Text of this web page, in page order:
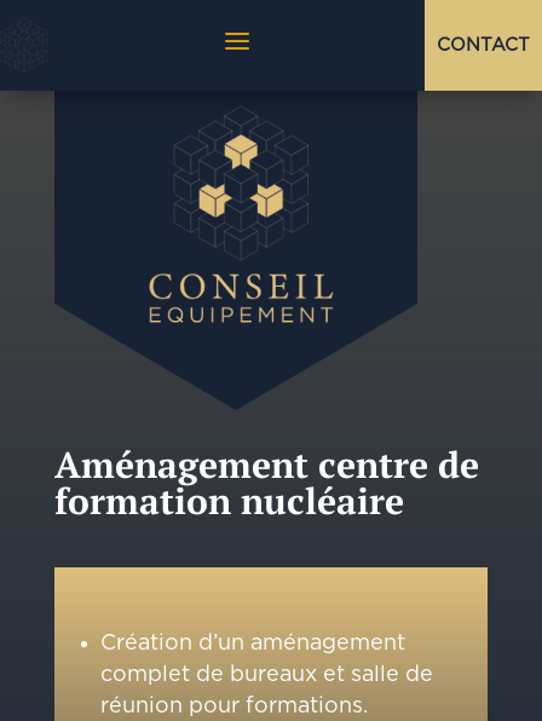
a CONTACT
Aménagement centre de
formation nucléaire
Création d’un aménagement
complet de bureaux et salle de
réunion pour formations.